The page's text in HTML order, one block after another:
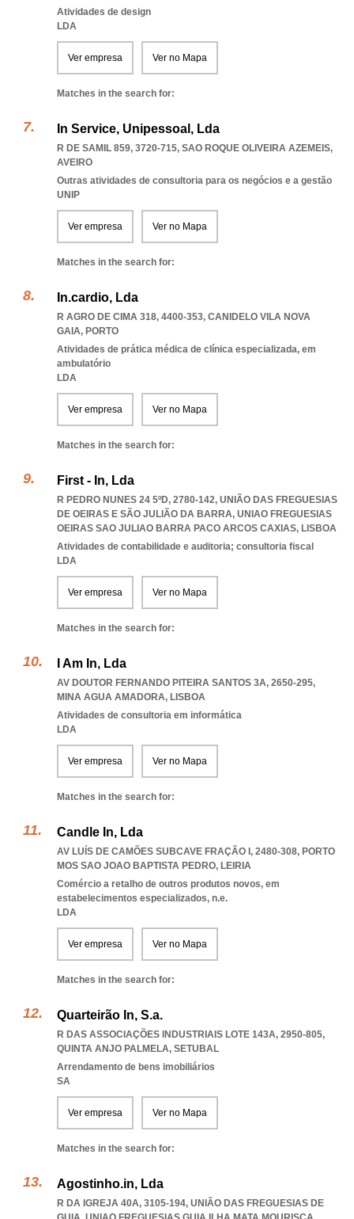
Atividades de design
LDA
Ver empresa Ver no Mapa
Matches in the search for:
In Service, Unipessoal, Lda
R DE SAMIL 859, 3720-715, SAO ROQUE OLIVEIRA AZEMEIS,
AVEIRO
Outras atividades de consultoria para os negócios e a gestão
UNIP
Ver empresa Ver no Mapa
Matches in the search for:
In.cardio, Lda
R AGRO DE CIMA 318, 4400-353, CANIDELO VILA NOVA
GAIA, PORTO
Atividades de prática médica de clínica especializada, em
ambulatório
LDA
Ver empresa Ver no Mapa
Matches in the search for:
First - In, Lda
R PEDRO NUNES 24 5ºD, 2780-142, UNIÃO DAS FREGUESIAS
DE OEIRAS E SÃO JULIÃO DA BARRA, UNIAO FREGUESIAS
OEIRAS SAO JULIAO BARRA PACO ARCOS CAXIAS, LISBOA
Atividades de contabilidade e auditoria; consultoria fiscal
LDA
Ver empresa Ver no Mapa
Matches in the search for:
I Am In, Lda
AV DOUTOR FERNANDO PITEIRA SANTOS 3A, 2650-295,
MINA AGUA AMADORA, LISBOA
Atividades de consultoria em informática
LDA
Ver empresa Ver no Mapa
Matches in the search for:
Candle In, Lda
AV LUÍS DE CAMÕES SUBCAVE FRAÇÃO I, 2480-308, PORTO
MOS SAO JOAO BAPTISTA PEDRO, LEIRIA
Comércio a retalho de outros produtos novos, em
estabelecimentos especializados, n.e.
LDA
Ver empresa Ver no Mapa
Matches in the search for:
Quarteirão In, S.a.
R DAS ASSOCIAÇÕES INDUSTRIAIS LOTE 143A, 2950-805,
QUINTA ANJO PALMELA, SETUBAL
Arrendamento de bens imobiliários
SA
Ver empresa Ver no Mapa
Matches in the search for:
Agostinho.in, Lda
R DA IGREJA 40A, 3105-194, UNIÃO DAS FREGUESIAS DE